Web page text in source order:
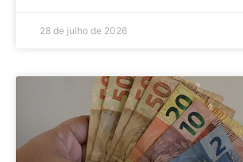
28 de julho de 2026